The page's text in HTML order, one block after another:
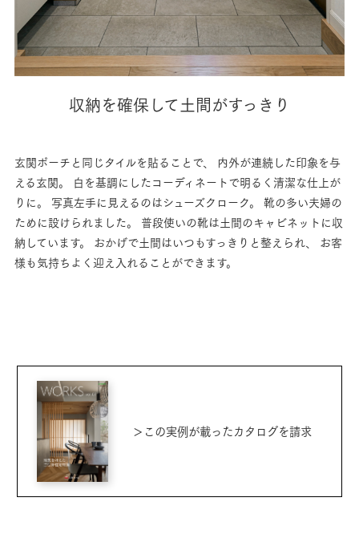
収納を確保して土間がすっきり
玄関ポーチと同じタイルを貼ることで、
内外が連続した印象を与
える玄関。
白を基調にしたコーディネートで明るく清潔な仕上が
りに。
写真左手に見えるのはシューズクローク。 靴の多い夫婦の
ために設けられました。
普段使いの靴は土間のキャビネットに収
納しています。
おかげで土間はいつもすっきりと整えられ、
お客
様も気持ちよく迎え入れることができます。
＞この実例が載ったカタログを請求